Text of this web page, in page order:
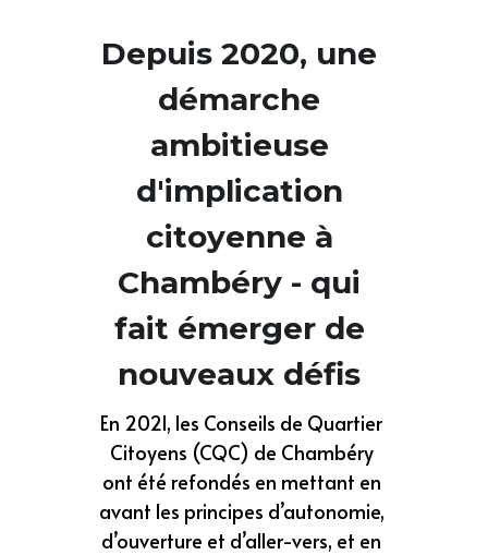
Depuis 2020, une
démarche
ambitieuse
d'implication
citoyenne à
Chambéry - qui
fait émerger de
nouveaux défis
En 2021, les Conseils de Quartier
Citoyens (CQC) de Chambéry
ont été refondés en mettant en
avant les principes d’autonomie,
d’ouverture et d’aller-vers, et en